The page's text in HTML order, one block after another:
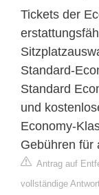
Tickets der
Standard-
Standard
und
Economy-
Gebühren für
Antrag auf
vollständige